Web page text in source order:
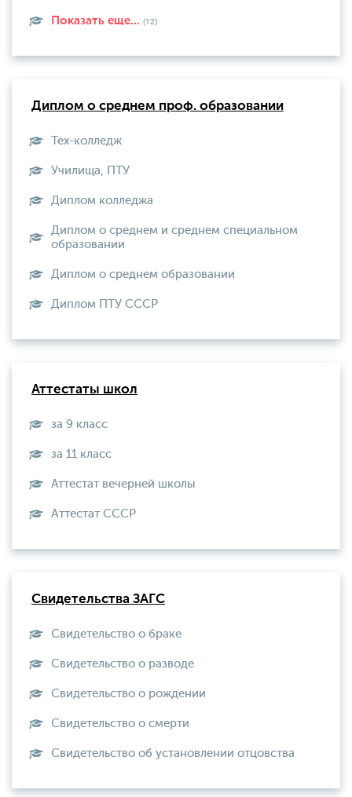
Показать еще... (12)
Диплом о среднем проф. образовании
Тех-колледж
Училища, ПТУ
Диплом колледжа
Диплом о среднем и среднем специальном
образовании
Диплом о среднем образовании
Диплом ПТУ СССР
Аттестаты школ
за 9 класс
за 11 класс
Аттестат вечерней школы
Aттестат СССР
Свидетельства ЗАГС
Свидетельство о браке
Свидетельство о разводе
Свидетельство о рождении
Свидетельство о смерти
Свидетельство об установлении отцовства